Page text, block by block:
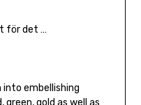
för det …
into embellishing